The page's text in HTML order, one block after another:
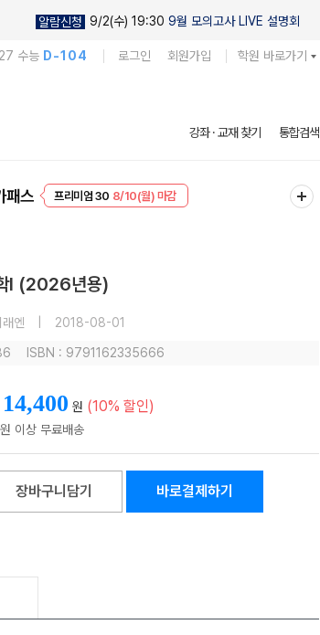
알람신청 9/2(수) 19:30 9월 모의고사 LIVE 설명회
수능 D-104 로그인 회원가입 학원 바로가기
강좌 · 교재 찾기 통합검색
패스
EVENT 8/10(월) 마감
I (2026년용)
래엔 2018-08-01
ISBN : 9791162335666
14,400 원 (10% 할인)
장바구니담기 바로결제하기